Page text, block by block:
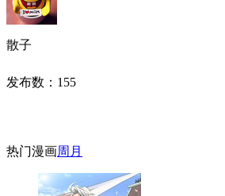
散子
发布数： 155
热门漫画周 月